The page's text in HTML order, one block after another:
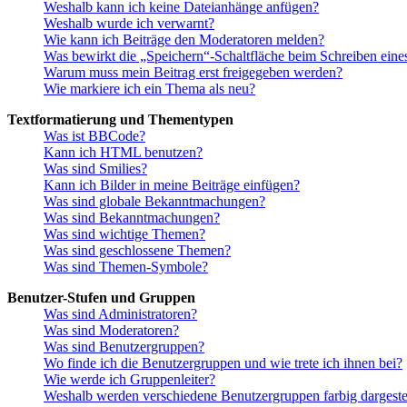
Weshalb kann ich keine Dateianhänge anfügen?
Weshalb wurde ich verwarnt?
Wie kann ich Beiträge den Moderatoren melden?
Was bewirkt die „Speichern“-Schaltfläche beim Schreiben
Warum muss mein Beitrag erst freigegeben werden?
Wie markiere ich ein Thema als neu?
Textformatierung und Thementypen
Was ist BBCode?
Kann ich HTML benutzen?
Was sind Smilies?
Kann ich Bilder in meine Beiträge einfügen?
Was sind globale Bekanntmachungen?
Was sind Bekanntmachungen?
Was sind wichtige Themen?
Was sind geschlossene Themen?
Was sind Themen-Symbole?
Benutzer-Stufen und Gruppen
Was sind Administratoren?
Was sind Moderatoren?
Was sind Benutzergruppen?
Wo finde ich die Benutzergruppen und wie trete ich ihnen bei?
Wie werde ich Gruppenleiter?
Weshalb werden verschiedene Benutzergruppen farbig